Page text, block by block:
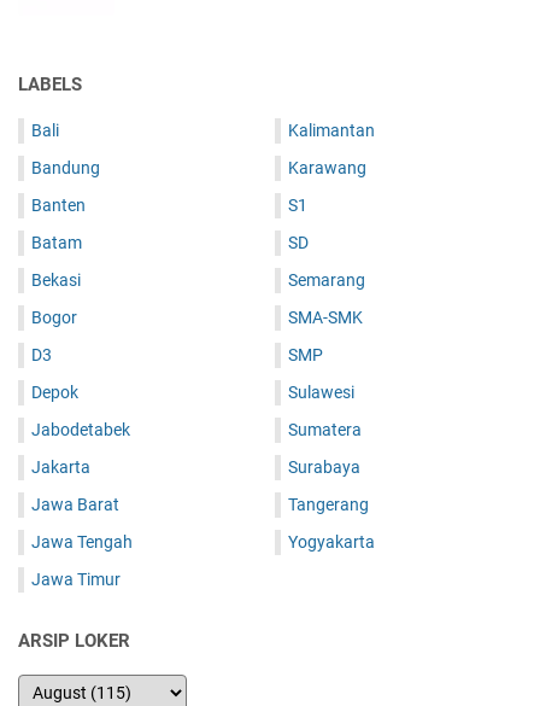
LABELS
Bali
Bandung
Banten
Batam
Bekasi
Bogor
D3
Depok
Jabodetabek
Jakarta
Jawa Barat
Jawa Tengah
Jawa Timur
Kalimantan
Karawang
S1
SD
Semarang
SMA-SMK
SMP
Sulawesi
Sumatera
Surabaya
Tangerang
Yogyakarta
ARSIP LOKER